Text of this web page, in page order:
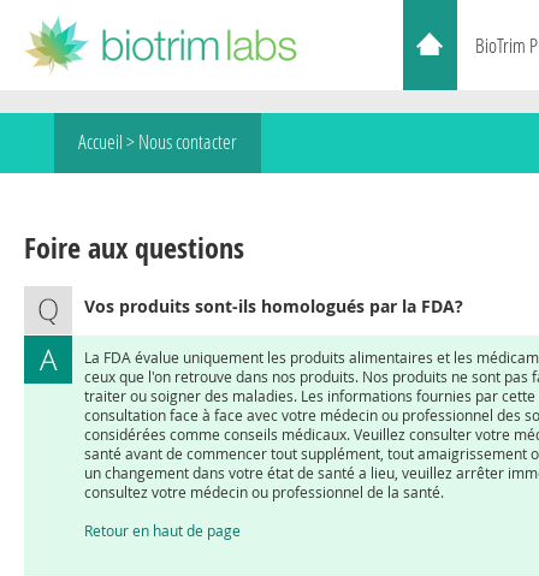
BioTrim
Accueil >Nous contacter
Foire aux questions
Vos produits sont-ils homologués par la FDA?
La FDA évalue uniquement les produits alimentaires et les
ceux que l'on retrouve dans nos produits. Nos produits ne sont
traiter ou soigner des maladies. Les informations fournies par
consultation face à face avec votre médecin ou professionnel des
considérées comme conseils médicaux. Veuillez consulter votre
santé avant de commencer tout supplément, tout amaigrissement
un changement dans votre état de santé a lieu, veuillez arrêter
consultez votre médecin ou professionnel de la santé.
Retour en haut de page